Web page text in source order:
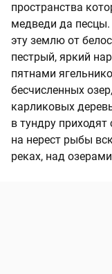
пространства
медведи да песцы.
эту землю от
пестрый, яркий
пятнами
бесчисленных
карликовых
в тундру
на нерест рыбы
реках, над